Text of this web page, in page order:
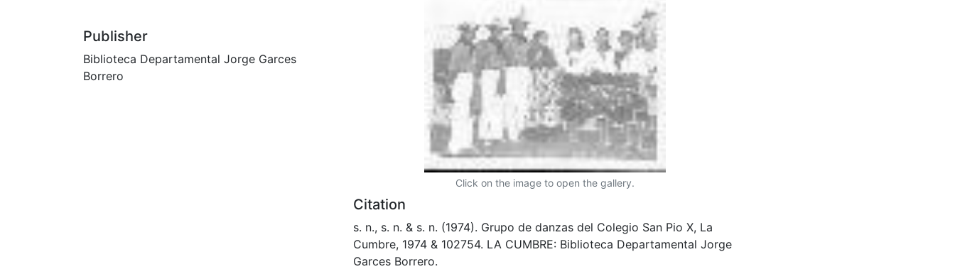
Publisher
Biblioteca Departamental Jorge Garces
Borrero
Click on the image to open the gallery.
Citation
s. n., s. n. & s. n. (1974). Grupo de danzas del Colegio San Pio X, La
Cumbre, 1974 & 102754. LA CUMBRE: Biblioteca Departamental Jorge
Garces Borrero.